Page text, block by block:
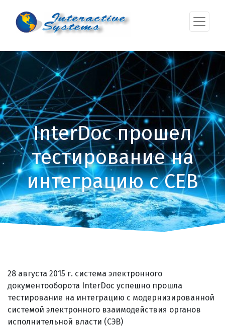
InterDoc прошел
тестирование на
интеграцию с СЕВ
28 августа 2015 г. система электронного
документооборота InterDoc успешно прошла
тестирование на интеграцию с модернизированной
системой электронного взаимодействия органов
исполнительной власти (СЭВ)